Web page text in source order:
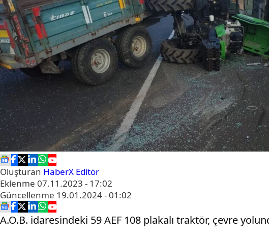
Oluşturan HaberX Editör
Eklenme 07.11.2023 - 17:02
Güncellenme 19.01.2024 - 01:02
A.O.B. idaresindeki 59 AEF 108 plakalı traktör, çevre